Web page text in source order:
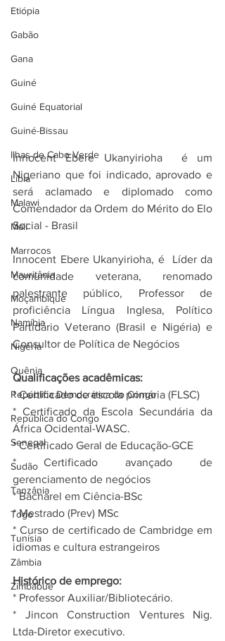
Etiópia
Gabão
Gana
Guiné
Guiné Equatorial
Guiné-Bissau
Ilhas de Cabo Verde
Líbia
Malawi
Mali
Marrocos
Mauritânia
Moçambique
Namíbia
Nigéria
Quênia
República Democrática do Congo
República do Congo
Senegal
Sudão
Tanzânia
Togo
Tunísia
Zâmbia
Zimbábue
Innocent Ebere Ukanyirioha  é um
Nigeriano que foi indicado, aprovado e
será aclamado e diplomado como
Comendador da Ordem do Mérito do Elo
Social - Brasil
Innocent Ebere Ukanyirioha, é  Líder da
comunidade veterana, renomado
palestrante público, Professor de
proficiência Língua Inglesa, Político
Partidário Veterano (Brasil e Nigéria) e
Consultor de Política de Negócios
Qualificações acadêmicas:
* Certificado de escola primária (FLSC)
* Certificado da Escola Secundária da
África Ocidental-WASC.
* Certificado Geral de Educação-GCE
* Certificado avançado de
gerenciamento de negócios
* Bacharel em Ciência-BSc
* Mestrado (Prev) MSc
* Curso de certificado de Cambridge em
idiomas e cultura estrangeiros
Histórico de emprego:
* Professor Auxiliar/Bibliotecário.
* Jincon Construction Ventures Nig.
Ltda-Diretor executivo.